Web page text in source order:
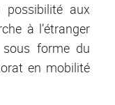
possibilité aux
à l’étranger
sous forme du
en mobilité